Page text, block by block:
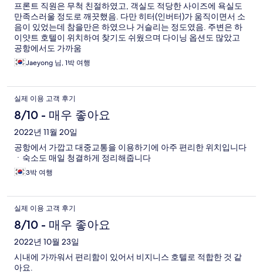
프론트 직원은 무척 친절하였고, 객실도 적당한 사이즈에 욕실도
만족스러울 정도로 깨끗했음. 다만 히터(인버터)가 움직이면서 소
음이 있었는데 참을만은 하였으나 거슬리는 정도였음. 주변은 하
이얏트 호텔이 위치하여 찾기도 쉬웠으며 다이닝 옵션도 많았고
공항에서도 가까움
Jaeyong 님, 1박 여행
실제 이용 고객 후기
8/10 - 매우 좋아요
2022년 11월 20일
공항에서 가깝고 대중교통을 이용하기에 아주 편리한 위치입니다
ㆍ숙소도 매일 청결하게 정리해줍니다
3박 여행
실제 이용 고객 후기
8/10 - 매우 좋아요
2022년 10월 23일
시내에 가까워서 편리함이 있어서 비지니스 호텔로 적합한 것 같
아요.